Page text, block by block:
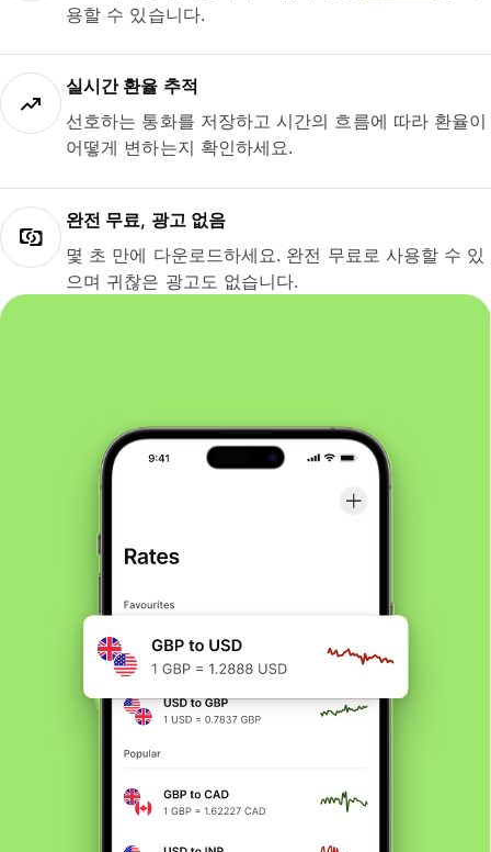
용할 수 있습니다.
실시간 환율 추적
선호하는 통화를 저장하고 시간의 흐름에 따라 환율이
어떻게 변하는지 확인하세요.
완전 무료, 광고 없음
몇 초 만에 다운로드하세요. 완전 무료로 사용할 수 있
으며 귀찮은 광고도 없습니다.